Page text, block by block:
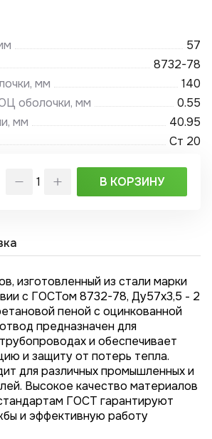
57
8732-78
мм
140
оболочки, мм
0.55
мм
40.95
Ст 20
В КОРЗИНУ
изготовленный из стали марки
с ГОСТом 8732-78, Ду57x3,5 - 2
пеной с оцинкованной
предназначен для
и обеспечивает
и защиту от потерь тепла.
для различных промышленных и
Высокое качество материалов
ГОСТ гарантируют
и эффективную работу